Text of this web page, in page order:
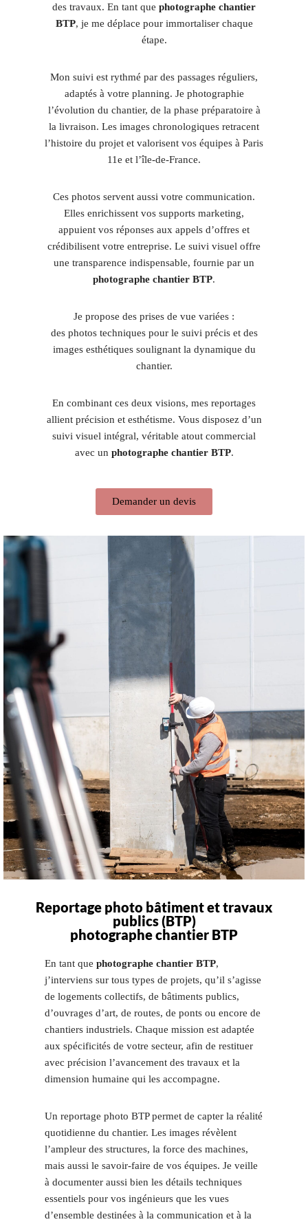
des travaux. En tant que photographe chantier
BTP, je me déplace pour immortaliser chaque
étape.
Mon suivi est rythmé par des passages réguliers,
adaptés à votre planning. Je photographie
l’évolution du chantier, de la phase préparatoire à
la livraison. Les images chronologiques retracent
l’histoire du projet et valorisent vos équipes à Paris
11e et l’île-de-France.
Ces photos servent aussi votre communication.
Elles enrichissent vos supports marketing,
appuient vos réponses aux appels d’offres et
crédibilisent votre entreprise. Le suivi visuel offre
une transparence indispensable, fournie par un
photographe chantier BTP.
Je propose des prises de vue variées :
des photos techniques pour le suivi précis et des
images esthétiques soulignant la dynamique du
chantier.
En combinant ces deux visions, mes reportages
allient précision et esthétisme. Vous disposez d’un
suivi visuel intégral, véritable atout commercial
avec un photographe chantier BTP.
Demander un devis
Reportage photo bâtiment et travaux
publics (BTP)
photographe chantier BTP
En tant que photographe chantier BTP,
j’interviens sur tous types de projets, qu’il s’agisse
de logements collectifs, de bâtiments publics,
d’ouvrages d’art, de routes, de ponts ou encore de
chantiers industriels. Chaque mission est adaptée
aux spécificités de votre secteur, afin de restituer
avec précision l’avancement des travaux et la
dimension humaine qui les accompagne.
Un reportage photo BTP permet de capter la réalité
quotidienne du chantier. Les images révèlent
l’ampleur des structures, la force des machines,
mais aussi le savoir-faire de vos équipes. Je veille
à documenter aussi bien les détails techniques
essentiels pour vos ingénieurs que les vues
d’ensemble destinées à la communication et à la